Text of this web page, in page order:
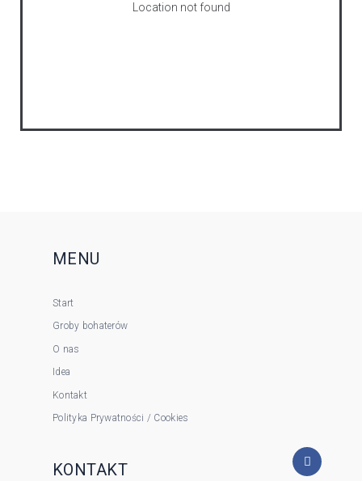
Location not found
MENU
Start
Groby bohaterów
O nas
Idea
Kontakt
Polityka Prywatności / Cookies
KONTAKT